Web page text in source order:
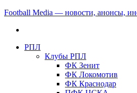
Football Media — новости, анонсы,
РПЛ
Клубы РПЛ
ФК Зенит
ФК Локомотив
ФК Краснодар